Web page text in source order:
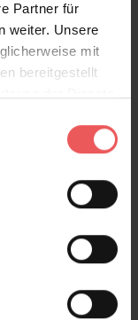
Partner für
weiter. Unsere
mit
bereitgestellt